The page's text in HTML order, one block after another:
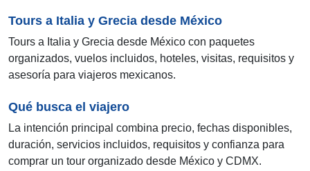
Tours a Italia y Grecia desde México
Tours a Italia y Grecia desde México con paquetes
organizados, vuelos incluidos, hoteles, visitas, requisitos y
asesoría para viajeros mexicanos.
Qué busca el viajero
La intención principal combina precio, fechas disponibles,
duración, servicios incluidos, requisitos y confianza para
comprar un tour organizado desde México y CDMX.